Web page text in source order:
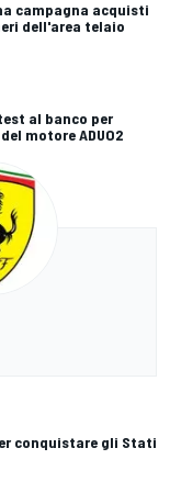
campagna acquisti
dell'area telaio
al banco per
motore ADUO2
conquistare gli Stati